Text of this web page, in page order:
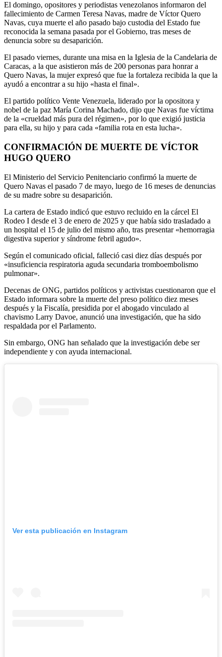
El domingo, opositores y periodistas venezolanos informaron del
fallecimiento de Carmen Teresa Navas, madre de Víctor Quero
Navas, cuya muerte el año pasado bajo custodia del Estado fue
reconocida la semana pasada por el Gobierno, tras meses de
denuncia sobre su desaparición.
El pasado viernes, durante una misa en la Iglesia de la Candelaria de
Caracas, a la que asistieron más de 200 personas para honrar a
Quero Navas, la mujer expresó que fue la fortaleza recibida la que la
ayudó a encontrar a su hijo «hasta el final».
El partido político Vente Venezuela, liderado por la opositora y
nobel de la paz María Corina Machado, dijo que Navas fue víctima
de la «crueldad más pura del régimen», por lo que exigió justicia
para ella, su hijo y para cada «familia rota en esta lucha».
CONFIRMACIÓN DE MUERTE DE VÍCTOR
HUGO QUERO
El Ministerio del Servicio Penitenciario confirmó la muerte de
Quero Navas el pasado 7 de mayo, luego de 16 meses de denuncias
de su madre sobre su desaparición.
La cartera de Estado indicó que estuvo recluido en la cárcel El
Rodeo I desde el 3 de enero de 2025 y que había sido trasladado a
un hospital el 15 de julio del mismo año, tras presentar «hemorragia
digestiva superior y síndrome febril agudo».
Según el comunicado oficial, falleció casi diez días después por
«insuficiencia respiratoria aguda secundaria tromboembolismo
pulmonar».
Decenas de ONG, partidos políticos y activistas cuestionaron que el
Estado informara sobre la muerte del preso político diez meses
después y la Fiscalía, presidida por el abogado vinculado al
chavismo Larry Davoe, anunció una investigación, que ha sido
respaldada por el Parlamento.
Sin embargo, ONG han señalado que la investigación debe ser
independiente y con ayuda internacional.
Ver esta publicación en Instagram